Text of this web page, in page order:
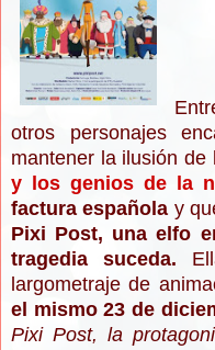
otros personajes
mantener la ilusión
y los genios de la
factura españolay
Pixi Post, una elfo
tragedia suceda.
largometraje de
el mismo 23 de
Pixi Post, la